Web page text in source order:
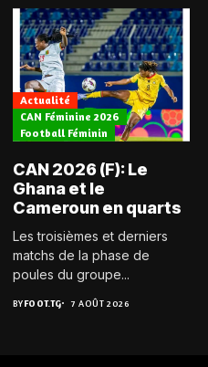
Actualité
CAN Féminine 2026
Football Féminin
CAN 2026 (F): Le
Ghana et le
Cameroun en quarts
Les troisièmes et derniers
matchs de la phase de
poules du groupe...
BYFOOT.TG 7 AOÛT 2026